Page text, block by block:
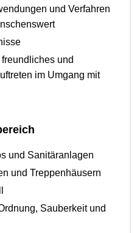
und Verfahren
und
im Umgang mit
und Sanitäranlagen
und Treppenhäusern
Sauberkeit und